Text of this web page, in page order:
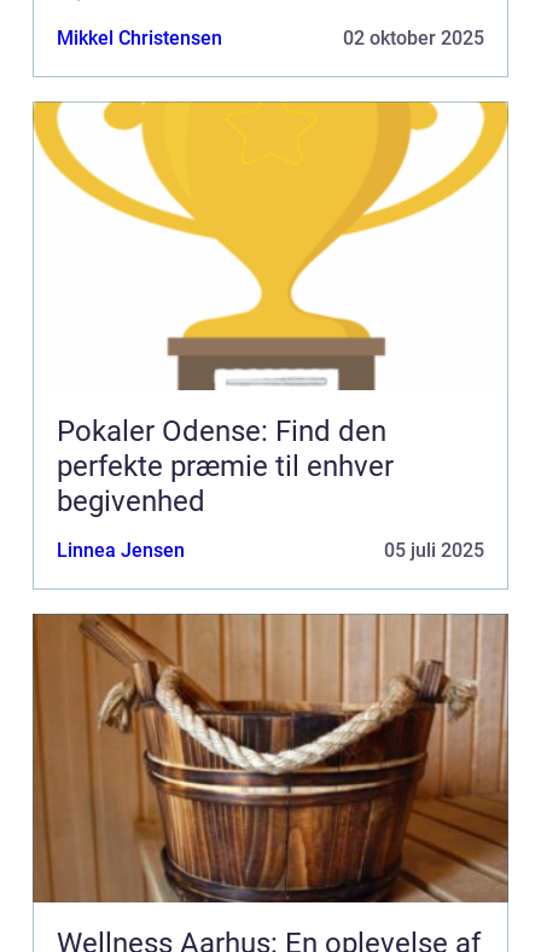
Mikkel Christensen 02 oktober 2025
Pokaler Odense: Find den
perfekte præmie til enhver
begivenhed
Linnea Jensen 05 juli 2025
Wellness Aarhus: En oplevelse af